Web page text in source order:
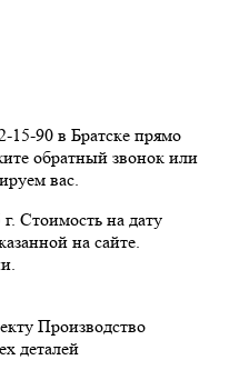
15-90 в Братске прямо
обратный звонок или
вас.
Стоимость на дату
на сайте.
Производство
деталей